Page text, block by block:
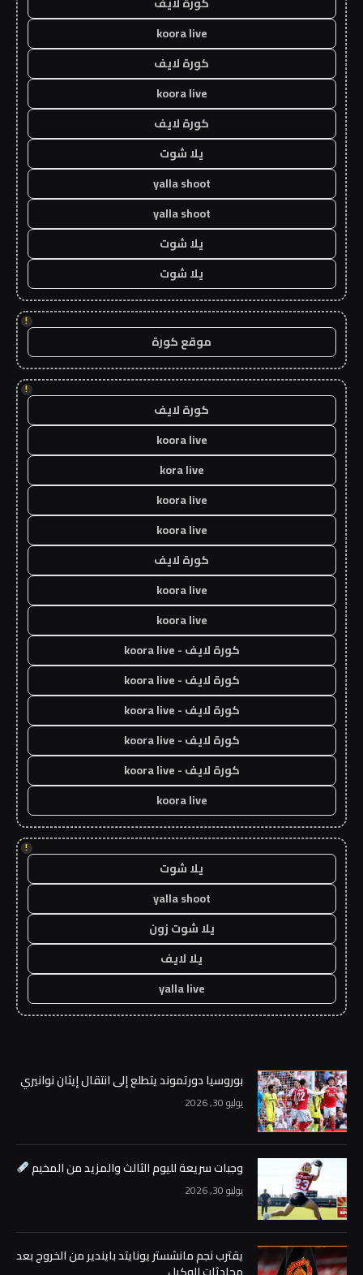
koora live
كورة لايف
koora live
كورة لايف
يلا شوت
yalla shoot
yalla shoot
يلا شوت
يلا شوت
!
موقع كورة
!
كورة لايف
koora live
kora live
koora live
koora live
كورة لايف
koora live
koora live
كورة لايف - koora live
كورة لايف - koora live
كورة لايف - koora live
كورة لايف - koora live
كورة لايف - koora live
koora live
!
يلا شوت
yalla shoot
يلا شوت زون
يلا لايف
yalla live
بوروسيا دورتموند يتطلع إلى انتقال إيثان نوانيري
يوليو 30, 2026
وجبات سريعة لليوم الثالث والمزيد من المخيم
يوليو 30, 2026
يقترب نجم مانشستر يونايتد بايندير من الخروج بعد